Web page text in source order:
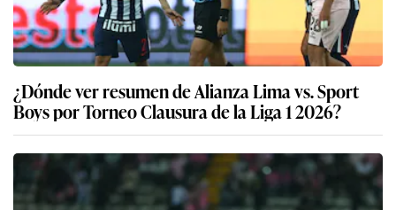
¿Dónde ver resumen de Alianza Lima vs. Sport
Boys por Torneo Clausura de la Liga 1 2026?